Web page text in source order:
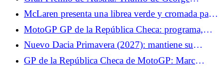
del BYD Atto 2 nos dejó con ganas de más. Si no
estuviera desprovisto de... Ensayo jueves 18 de
junio de 2026
Russell, Verstappen impresiona
McLaren presenta una librea verde y cromada para
Silverstone.
MotoGP GP de la República Checa: programa,
canal de televisión y horarios del fin de semana,
Fabio Quartararo espera lo mejor con Yamaha
Nuevo Dacia Primavera (2027): mantiene su
nombre pero toma todo del Twingo
GP de la República Checa de MotoGP: Marc